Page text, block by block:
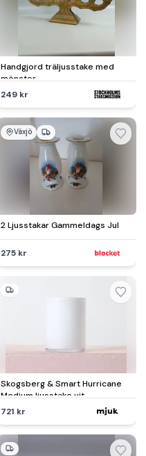
Handgjord träljusstake med
mönster
249 kr
Växjö
2 Ljusstakar Gammeldags Jul
275 kr
Skogsberg & Smart Hurricane
Medium ljusstake vit
721 kr